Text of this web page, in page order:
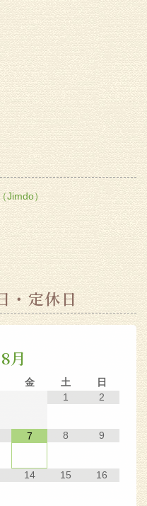
Jimdo）
・定休日
8月
金 土
日
1
2
7 8 9
14 15 16